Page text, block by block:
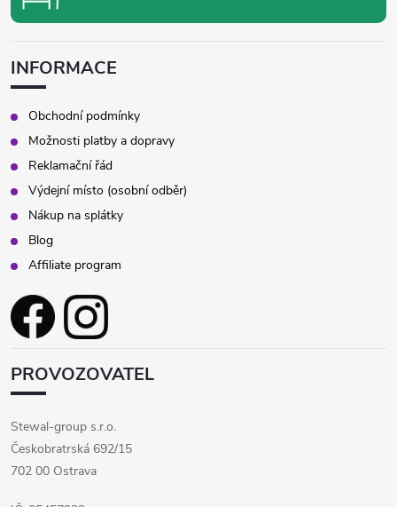
INFORMACE
Obchodní podmínky
Možnosti platby a dopravy
Reklamační řád
Výdejní místo (osobní odběr)
Nákup na splátky
Blog
Affiliate program
PROVOZOVATEL
Stewal-group s.r.o.
Českobratrská 692/15
702 00 Ostrava